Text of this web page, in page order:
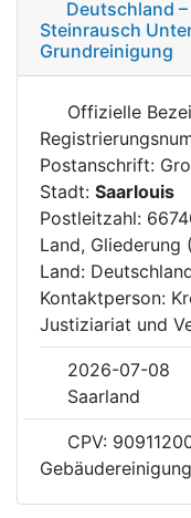
Deutschland
Steinrausch
Grundreinigung
Offizielle
Postanschrift:
Stadt: Saarlouis
Postleitzahl:
Land, Gliederung
Land:
Kontaktperson:
Justiziariat und
2026-07-08
Saarland
CPV:
Gebäudereinigung